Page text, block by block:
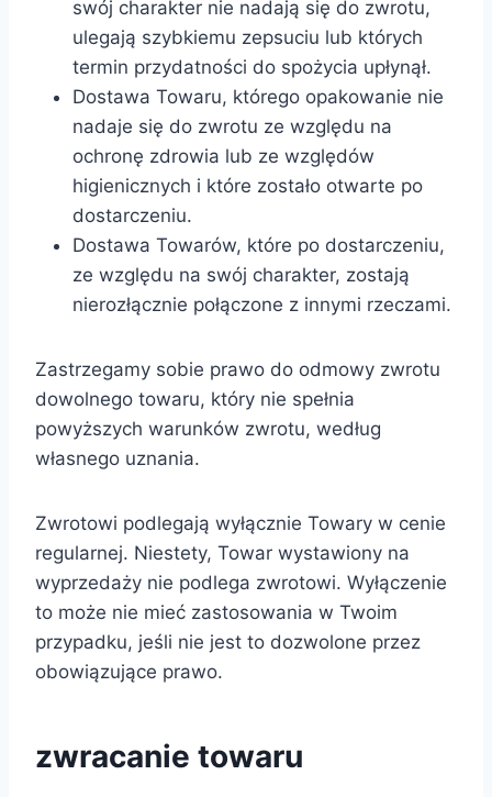
swój charakter nie nadają się do zwrotu,
ulegają szybkiemu zepsuciu lub których
termin przydatności do spożycia upłynął.
Dostawa Towaru, którego opakowanie nie
nadaje się do zwrotu ze względu na
ochronę zdrowia lub ze względów
higienicznych i które zostało otwarte po
dostarczeniu.
Dostawa Towarów, które po dostarczeniu,
ze względu na swój charakter, zostają
nierozłącznie połączone z innymi rzeczami.
Zastrzegamy sobie prawo do odmowy zwrotu
dowolnego towaru, który nie spełnia
powyższych warunków zwrotu, według
własnego uznania.
Zwrotowi podlegają wyłącznie Towary w cenie
regularnej. Niestety, Towar wystawiony na
wyprzedaży nie podlega zwrotowi. Wyłączenie
to może nie mieć zastosowania w Twoim
przypadku, jeśli nie jest to dozwolone przez
obowiązujące prawo.
zwracanie towaru